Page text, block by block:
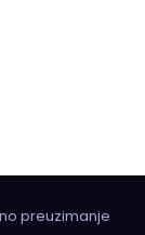
preuzimanje